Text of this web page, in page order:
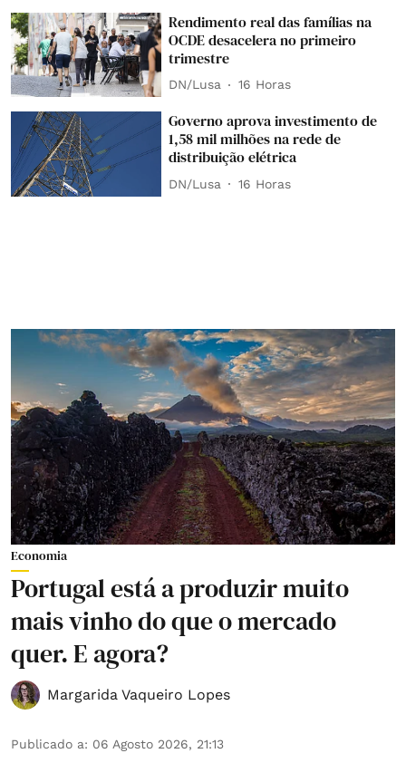
Rendimento real das famílias na
OCDE desacelera no primeiro
trimestre
DN/Lusa 16 Horas
Governo aprova investimento de
1,58 mil milhões na rede de
distribuição elétrica
DN/Lusa 16 Horas
Economia
Portugal está a produzir muito
mais vinho do que o mercado
quer. E agora?
Margarida Vaqueiro Lopes
Publicado a: 06 Agosto 2026, 21:13